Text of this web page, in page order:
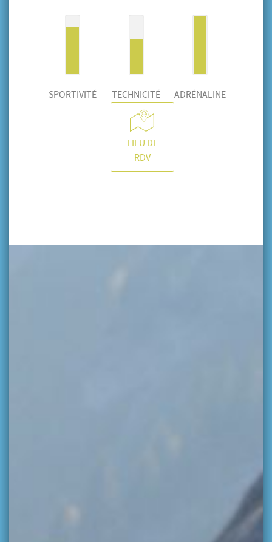
SPORTIVITÉ TECHNICITÉ ADRÉNALINE
LIEU DE
RDV